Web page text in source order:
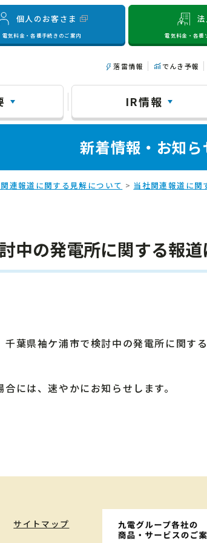
個人のお客さま
電気料金・各種手続きのご案内 電気料金・各種
落雷情報 でんき予報
IR情報
新着情報・お知ら
連報道に関する見解について > 当社関連報道に関
中の発電所に関する報道
葉県袖ケ浦市で検討中の発電所に関す
には、速やかにお知らせします。
サイトマップ